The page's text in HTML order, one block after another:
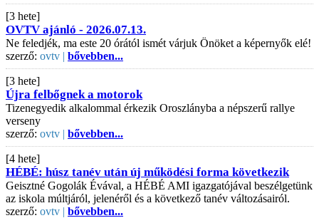
[3 hete]
OVTV ajánló - 2026.07.13.
Ne feledjék, ma este 20 órától ismét várjuk Önöket a képernyők elé!
szerző: ovtv | bővebben...
[3 hete]
Újra felbőgnek a motorok
Tizenegyedik alkalommal érkezik Oroszlányba a népszerű rallye
verseny
szerző: ovtv | bővebben...
[4 hete]
HÉBÉ: húsz tanév után új működési forma következik
Geisztné Gogolák Évával, a HÉBÉ AMI igazgatójával beszélgetünk
az iskola múltjáról, jelenéről és a következő tanév változásairól.
szerző: ovtv | bővebben...